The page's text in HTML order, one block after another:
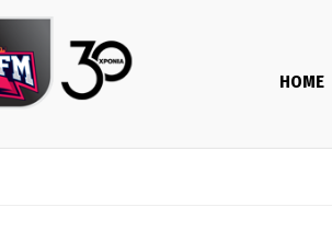
HOME